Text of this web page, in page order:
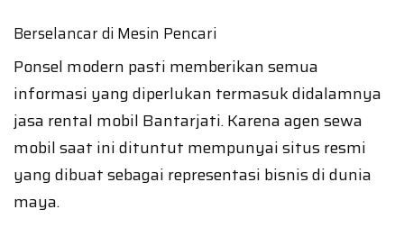
Berselancar di Mesin Pencari
Ponsel modern pasti memberikan semua
informasi yang diperlukan termasuk didalamnya
jasa rental mobil Bantarjati. Karena agen sewa
mobil saat ini dituntut mempunyai situs resmi
yang dibuat sebagai representasi bisnis di dunia
maya.